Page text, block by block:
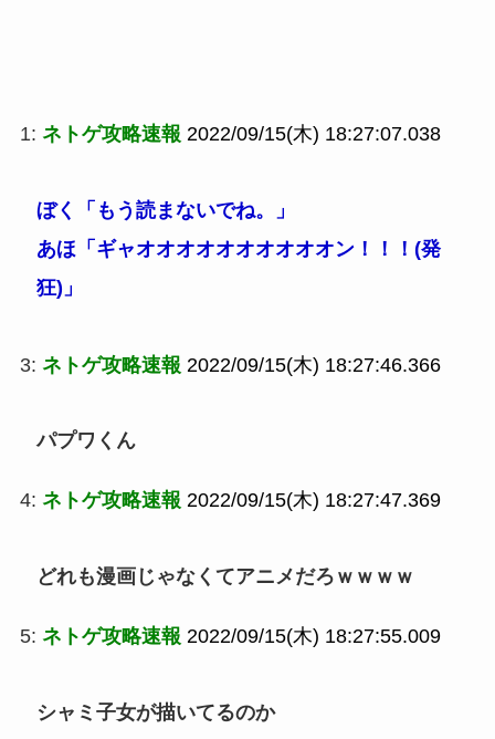
1: ネトゲ攻略速報 2022/09/15(木) 18:27:07.038
ぼく「もう読まないでね。」
あほ「ギャオオオオオオオオオオン！！！(発
狂)」
3: ネトゲ攻略速報 2022/09/15(木) 18:27:46.366
パプワくん
4: ネトゲ攻略速報 2022/09/15(木) 18:27:47.369
どれも漫画じゃなくてアニメだろｗｗｗｗ
5: ネトゲ攻略速報 2022/09/15(木) 18:27:55.009
シャミ子女が描いてるのか